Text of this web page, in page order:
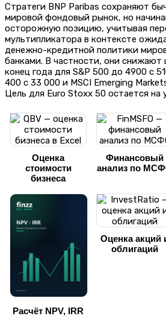
Стратеги BNP Paribas сохраняют
мировой фондовый рынок, но
осторожную позицию, учитывая
мультипликатора в контексте
денежно-кредитной политики
банками. В частности, они снижают
конец года для S&P 500 до 4900 с
400 с 33 000 и MSCI Emerging
Цель для Euro Stoxx 50 остается на
Оценка
стоимости
бизнеса
Финансовый
анализ по
Расчёт NPV, IRR
Оценка акций
облигаций